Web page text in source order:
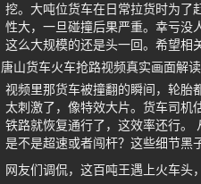
挖。大吨位货车在日常拉货时为了
性大，一旦碰撞后果严重。幸亏没
这么大规模的还是头一回。希望相
唐山货车火车抢路视频真实画面解读
视频里那货车被撞翻的瞬间，轮胎
太刺激了，像特效大片。货车司机
铁路就恢复通行了，这效率还行。
是不是超速或者闯杆？这些细节黑
网友们调侃，这百吨王遇上火车头